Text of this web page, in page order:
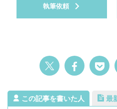
執筆依頼
この記事を書いた人 最